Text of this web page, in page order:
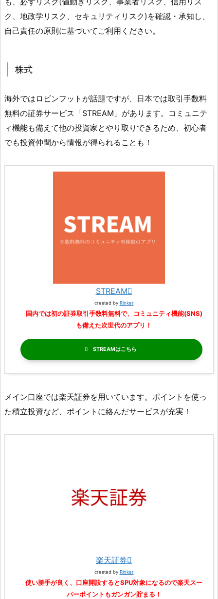
ク、地政学リスク、セキュリティリスク)を確認・承知し、
自己責任の原則に基づいてご利用ください。
株式
海外ではロビンフットが話題ですが、日本では取引手数料
無料の証券サービス「STREAM」があります。コミュニテ
ィ機能も備えて他の投資家とやり取りできるため、初心者
でも投資仲間から情報が得られることも！
STREAM
created by Rinker
国内では初の証券取引手数料無料で、コミュニティ機能(SNS)
も備えた次世代のアプリ！
STREAM
メイン口座では楽天証券を用いています。ポイントを使っ
た積立投資など、ポイントに絡んだサービスが充実！
楽天証券
created by Rinker
使い勝手が良く、口座開設するとSPU対象になるので楽天スー
パーポイントもガンガン貯まる！